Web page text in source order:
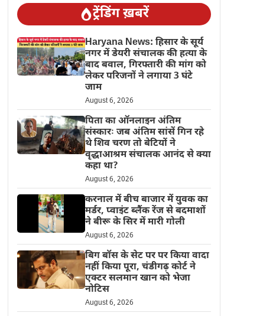
ट्रेंडिंग ख़बरें
Haryana News: हिसार के सूर्य
नगर में डेयरी संचालक की हत्या के
बाद बवाल, गिरफ्तारी की मांग को
लेकर परिजनों ने लगाया 3 घंटे
जाम
August 6, 2026
पिता का ऑनलाइन अंतिम
संस्कारः जब अंतिम सांसें गिन रहे
थे शिव चरण तो बेटियों ने
वृद्धाआश्रम संचालक आनंद से क्या
कहा था?
August 6, 2026
करनाल में बीच बाजार में युवक का
मर्डर, प्वाइंट ब्लैंक रेंज से बदमाशों
ने बीरू के सिर में मारी गोली
August 6, 2026
बिग बॉस के सेट पर पर किया वादा
नहीं किया पूरा, चंडीगढ़ कोर्ट ने
एक्टर सलमान खान को भेजा
नोटिस
August 6, 2026